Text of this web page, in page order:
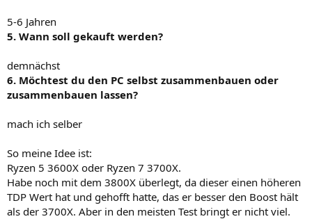
5-6 Jahren
5. Wann soll gekauft werden?
demnächst
6. Möchtest du den PC selbst zusammenbauen oder
zusammenbauen lassen?
mach ich selber
So meine Idee ist:
Ryzen 5 3600X oder Ryzen 7 3700X.
Habe noch mit dem 3800X überlegt, da dieser einen höheren
TDP Wert hat und gehofft hatte, das er besser den Boost hält
als der 3700X. Aber in den meisten Test bringt er nicht viel.